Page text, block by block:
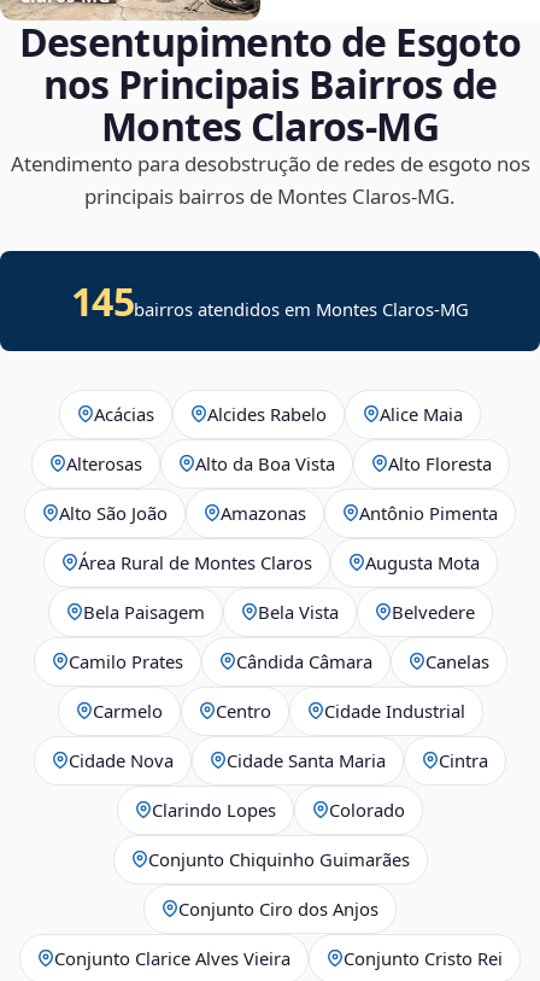
Desentupimento de Esgoto
nos Principais Bairros de
Montes Claros‑MG
Atendimento para desobstrução de redes de esgoto nos
principais bairros de Montes Claros‑MG.
145bairros atendidos em Montes Claros-MG
Acácias Alcides Rabelo Alice Maia
Alterosas Alto da Boa Vista Alto Floresta
Alto São João Amazonas Antônio Pimenta
Área Rural de Montes Claros Augusta Mota
Bela Paisagem Bela Vista Belvedere
Camilo Prates Cândida Câmara Canelas
Carmelo Centro Cidade Industrial
Cidade Nova Cidade Santa Maria Cintra
Clarindo Lopes Colorado
Conjunto Chiquinho Guimarães
Conjunto Ciro dos Anjos
Conjunto Clarice Alves Vieira Conjunto Cristo Rei